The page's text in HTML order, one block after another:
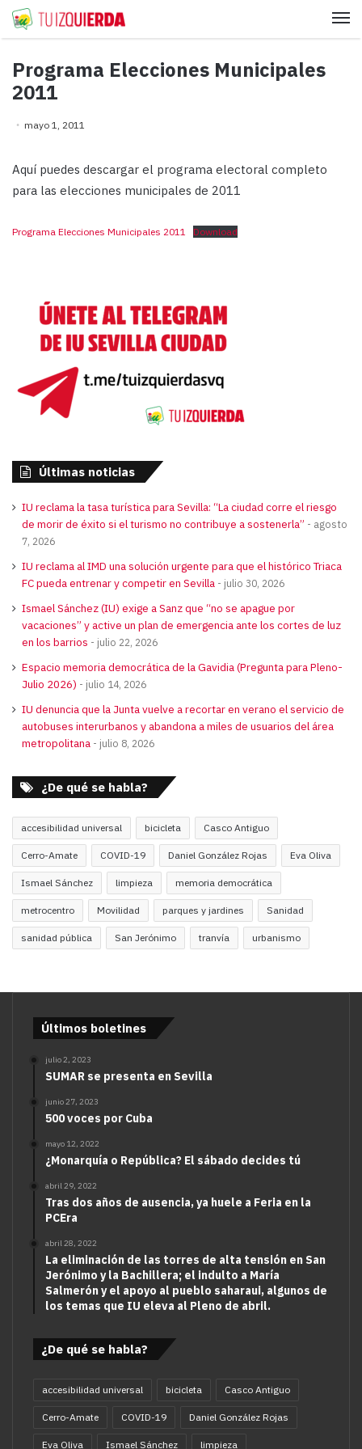
Programa Elecciones Municipales
2011
mayo 1, 2011
Aquí puedes descargar el programa electoral completo
para las elecciones municipales de 2011
Programa Elecciones Municipales 2011 Download
Últimas noticias
IU reclama la tasa turística para Sevilla: “La ciudad corre el riesgo
de morir de éxito si el turismo no contribuye a sostenerla”
agosto
7, 2026
IU reclama al IMD una solución urgente para que el histórico Triaca
FC pueda entrenar y competir en Sevilla
julio 30, 2026
Ismael Sánchez (IU) exige a Sanz que “no se apague por
vacaciones” y active un plan de emergencia ante los cortes de luz
en los barrios
julio 22, 2026
Espacio memoria democrática de la Gavidia (Pregunta para Pleno-
Julio 2026)
julio 14, 2026
IU denuncia que la Junta vuelve a recortar en verano el servicio de
autobuses interurbanos y abandona a miles de usuarios del área
metropolitana
julio 8, 2026
¿De qué se habla?
accesibilidad universal bicicleta Casco Antiguo
Cerro-Amate COVID-19 Daniel González Rojas Eva Oliva
Ismael Sánchez limpieza memoria democrática
metrocentro Movilidad parques y jardines Sanidad
sanidad pública San Jerónimo tranvía urbanismo
Últimos boletines
julio 2, 2023
SUMAR se presenta en Sevilla
junio 27, 2023
500 voces por Cuba
mayo 12, 2022
¿Monarquía o República? El sábado decides tú
abril 29, 2022
Tras dos años de ausencia, ya huele a Feria en la
PCEra
abril 28, 2022
La eliminación de las torres de alta tensión en San
Jerónimo y la Bachillera; el indulto a María
Salmerón y el apoyo al pueblo saharaui, algunos de
los temas que IU eleva al Pleno de abril.
¿De qué se habla?
accesibilidad universal bicicleta Casco Antiguo
Cerro-Amate COVID-19 Daniel González Rojas
Eva Oliva Ismael Sánchez limpieza